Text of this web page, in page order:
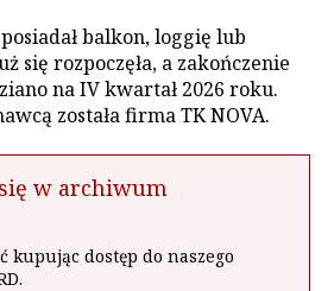
balkon, loggię lub
się rozpoczęła, a zakończenie
na IV kwartał 2026 roku.
została firma TK NOVA.
w archiwum
kupując dostęp do naszego